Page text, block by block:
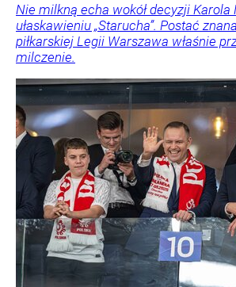
Nie milkną echa wokół decyzji
ułaskawieniu „Starucha”. Postać
piłkarskiej Legii Warszawa właśnie
milczenie.